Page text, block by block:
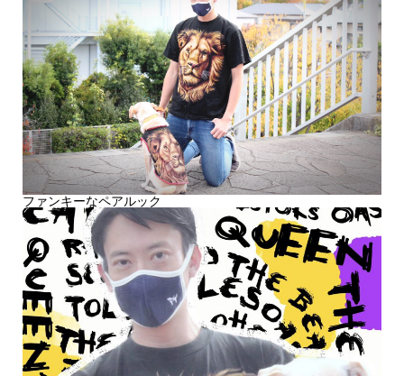
ファンキーなペアルック